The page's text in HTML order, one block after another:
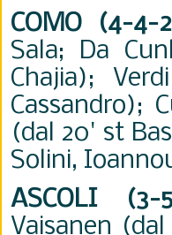
COMO (4-4-
Sala; Da
Chajia);
Cassandro);
(dal 20' st
Solini,
ASCOLI (3-
Vaisanen